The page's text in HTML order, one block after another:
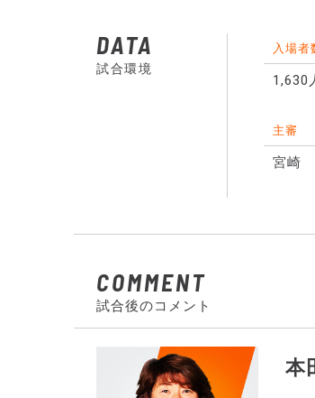
DATA
試合環境
入場者
1,630
主審
宮崎
COMMENT
試合後のコメント
本